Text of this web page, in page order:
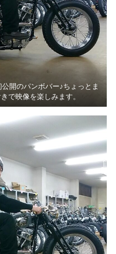
開のパンボバー♪ちょっとま
で映像を楽しみます。